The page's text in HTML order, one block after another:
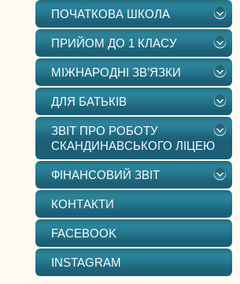
ПОЧАТКОВА ШКОЛА
ПРИЙОМ ДО 1 КЛАСУ
МІЖНАРОДНІ ЗВ’ЯЗКИ
ДЛЯ БАТЬКІВ
ЗВІТ ПРО РОБОТУ
СКАНДИНАВСЬКОГО ЛІЦЕЮ
ФІНАНСОВИЙ ЗВІТ
КОНТАКТИ
FACEBOOK
INSTAGRAM